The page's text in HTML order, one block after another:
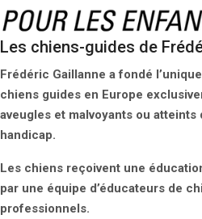
Les chiens-guides de
Frédéric Gaillanne a fondé
chiens guides en Europe
aveugles et malvoyants ou atteints
handicap.
Les chiens reçoivent une
par une équipe d’éducateurs de
professionnels.